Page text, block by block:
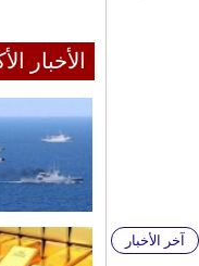
آخر الأخبار
الأخبار